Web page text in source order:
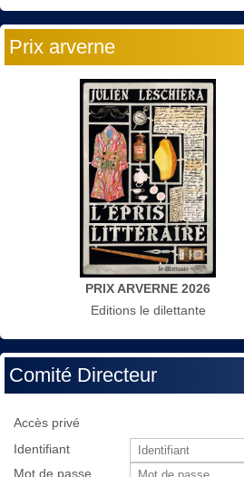
Prix arverne
PRIX ARVERNE 2026
Editions le dilettante
Comité Directeur
Accès privé
Identifiant
Mot de passe